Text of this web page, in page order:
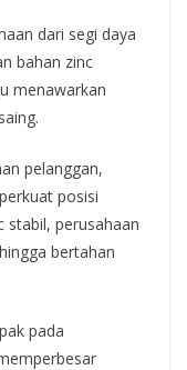
dari segi daya
bahan zinc
menawarkan
pelanggan,
posisi
stabil, perusahaan
bertahan
pada